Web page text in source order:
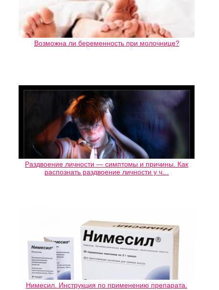
Возможна ли беременность при молочнице?
Раздвоение личности — симптомы и причины. Как
распознать раздвоение личности у ч…
Нимесил. Инструкция по применению препарата.